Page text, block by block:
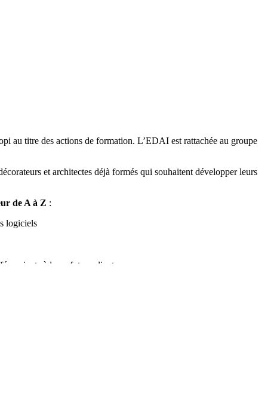
au titre des actions de formation. L’EDAI est rattachée au groupe
et architectes déjà formés qui souhaitent développer leurs
de A à Z :
logiciels
à leurs futurs clients.